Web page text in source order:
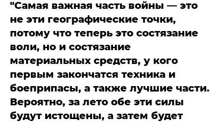
"Самая важная часть войны — это
не эти географические точки,
потому что теперь это состязание
воли, но и состязание
материальных средств, у кого
первым закончатся техника и
боеприпасы, а также лучшие части.
Вероятно, за лето обе эти силы
будут истощены, а затем будет